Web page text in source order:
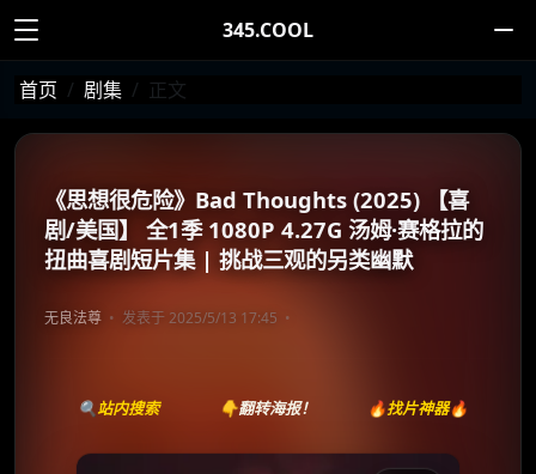
345.COOL
首页 剧集 正文
《思想很危险》Bad Thoughts (2025) 【喜
剧/美国】 全1季 1080P 4.27G 汤姆·赛格拉的
扭曲喜剧短片集 | 挑战三观的另类幽默
无良法尊 发表于 2025/5/13 17:45
🔍站内搜索 👇翻转海报！ 🔥找片神器🔥